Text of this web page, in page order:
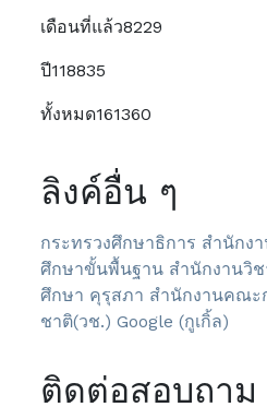
เดือนที่แล้ว8229
ปี118835
ทั้งหมด161360
ลิงค์อื่น ๆ
กระทรวงศึกษาธิการ สำนักง
ศึกษาขั้นพื้นฐาน สำนักงานวิ
ศึกษา คุรุสภา สำนักงานคณะ
ชาติ(วช.) Google (กูเกิ้ล)
ติดต่อสอบถาม